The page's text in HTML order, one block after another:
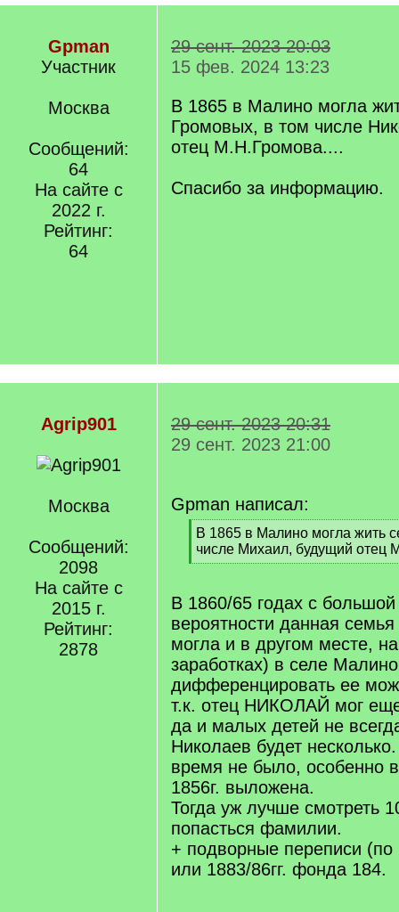
Gpman
Участник
Москва
Сообщений:
64
На сайте с
2022 г.
Рейтинг:
64
29 сент. 2023 20:03
15 фев. 2024 13:23
В 1865 в Малино могла
Громовых, в том числе
отец М.Н.Громова....
Спасибо за информацию.
Agrip901
Москва
Сообщений:
2098
На сайте с
2015 г.
Рейтинг:
2878
29 сент. 2023 20:31
29 сент. 2023 21:00
Gpman написал:
[
q
]
В 1865 в Малино могла жить
числе Михаил, будущий отец
[
q
]
В 1860/65 годах с
вероятности данная
могла и в другом месте,
заработках) в селе
дифференцировать ее
т.к. отец НИКОЛАЙ мог
да и малых детей не
Николаев будет
время не было, особенно
1856г. выложена.
Тогда уж лучше смотреть
попасться фамилии.
+ подворные переписи
или 1883/86гг. фонда 184.